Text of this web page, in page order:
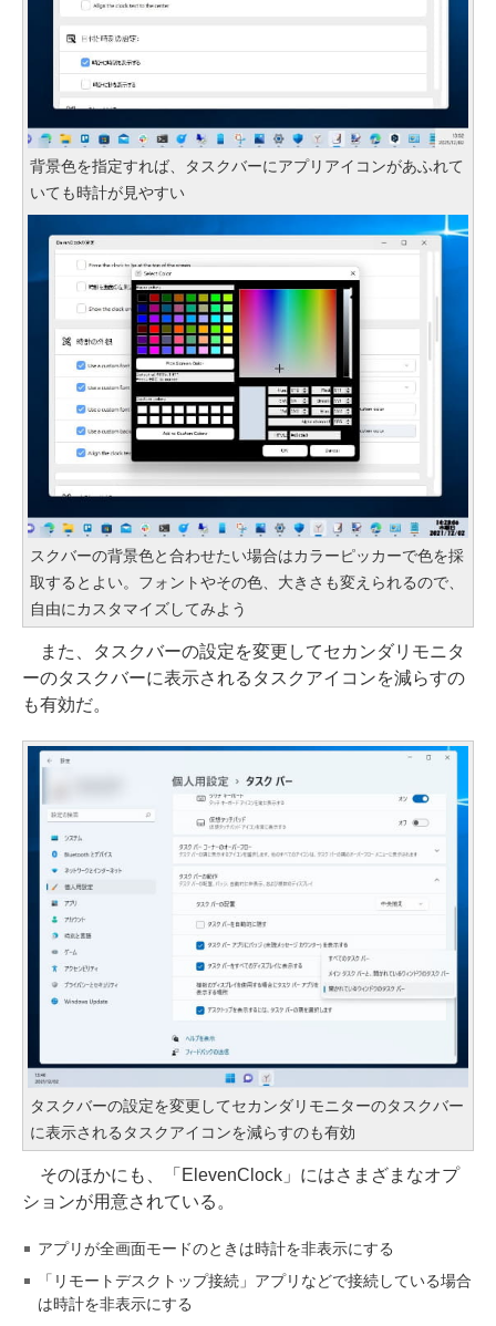
背景色を指定すれば、タスクバーにアプリアイコンがあふれて
いても時計が見やすい
スクバーの背景色と合わせたい場合はカラーピッカーで色を採
取するとよい。フォントやその色、大きさも変えられるので、
自由にカスタマイズしてみよう
また、タスクバーの設定を変更してセカンダリモニタ
ーのタスクバーに表示されるタスクアイコンを減らすの
も有効だ。
タスクバーの設定を変更してセカンダリモニターのタスクバー
に表示されるタスクアイコンを減らすのも有効
そのほかにも、「ElevenClock」にはさまざまなオプ
ションが用意されている。
アプリが全画面モードのときは時計を非表示にする
「リモートデスクトップ接続」アプリなどで接続している場合
は時計を非表示にする